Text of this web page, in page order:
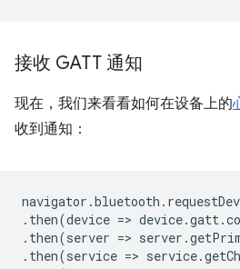
接收 GATT 通知
现在，我们来看看如何在设备上的
收到通知：
navigator .bluetooth .
. then(device => device.gatt.
. then(server => server .
. then(service => service.